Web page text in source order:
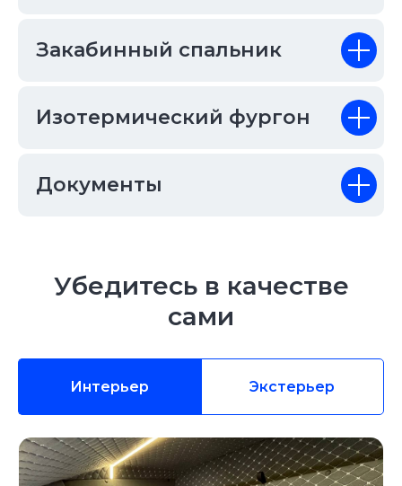
Закабинный спальник
Изотермический фургон
Документы
Убедитесь в качестве
сами
Интерьер Экстерьер